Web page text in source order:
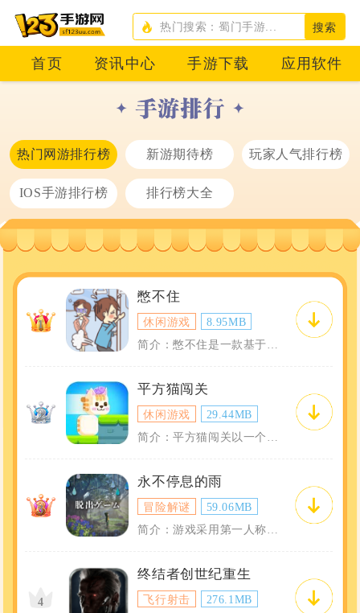
搜索
首页 资讯中心 手游下载 应用软件
热门网游排行榜 新游期待榜 玩家人气排行榜
IOS手游排行榜 排行榜大全
1
憋不住
休闲游戏
8.95MB
简介：憋不住是一款基于物理引擎的策略型手机游戏。在这款游戏中，玩家需要控制不同的角...
2
平方猫闯关
休闲游戏
29.44MB
简介：平方猫闯关以一个平方形态的卡通猫咪为主角，玩家需要控制这只独特的平方猫在各种...
3
永不停息的雨
冒险解谜
59.06MB
简介：游戏采用第一人称视角，玩家通过滑动屏幕操作角色行动，解谜元素贯穿整个游戏，每...
4
终结者创世纪重生
飞行射击
276.1MB